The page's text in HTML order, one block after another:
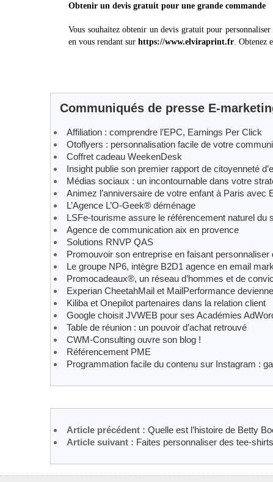
Obtenir un devis gratuit pour une grande commande
Vous souhaitez obtenir un devis gratuit pour
en vous rendant sur https://www.elviraprint.fr . Obtenez
Communiqués de presse E-
Affiliation : comprendre l’EPC, Earnings Per Click
Otoflyers : personnalisation facile de votre
Coffret cadeau WeekenDesk
Insight publie son premier rapport de citoyenneté
Médias sociaux : un incontournable dans votre
Animez l’anniversaire de votre enfant à Paris avec
L’Agence L’O-Geek® déménage
LSFe-tourisme assure le référencement naturel du
Agence de communication aix en provence
Solutions RNVP QAS
Promouvoir son entreprise en faisant personnaliser
Le groupe NP6, intègre B2D1 agence en email
Promocadeaux®, un réseau d’hommes et de
Experian CheetahMail et MailPerformance
Kiliba et Onepilot partenaires dans la relation client
Google choisit JVWEB pour ses Académies
Table de réunion : un pouvoir d’achat retrouvé
CWM-Consulting ouvre son blog !
Référencement PME
Programmation facile du contenu sur Instagram :
Article précédent : Quelle est l’histoire de Betty
Article suivant : Faites personnaliser des tee-